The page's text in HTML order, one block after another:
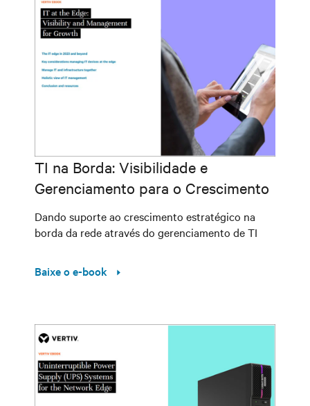
TI na Borda: Visibilidade e
Gerenciamento para o Crescimento
Dando suporte ao crescimento estratégico na
borda da rede através do gerenciamento de TI
Baixe o e-book